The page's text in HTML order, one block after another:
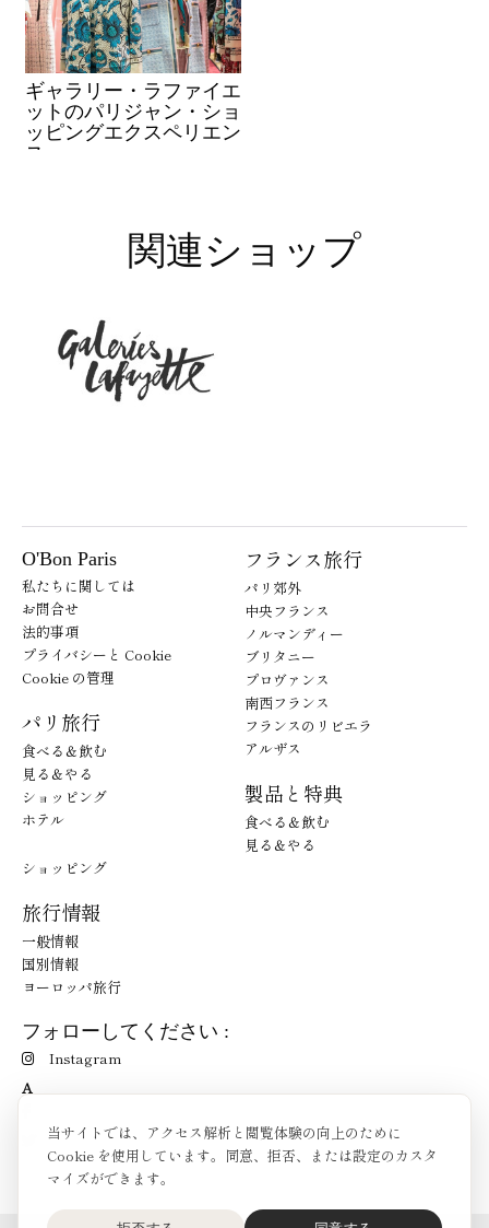
当サイトでは、アクセス解析と閲覧体験の向上のために
Cookie を使用しています。同意、拒否、または設定のカスタ
マイズができます。
ギャラリー・ラファイエ
ットのパリジャン・ショ
ッピングエクスペリエン
ス
関連ショップ
O'Bon Paris
私たちに関しては
お問合せ
法的事項
プライバシーと Cookie
Cookie の管理
パリ旅行
食べる＆飲む
見る＆やる
ショッピング
ホテル
フランス旅行
パリ郊外
中央フランス
ノルマンディー
ブリタニー
プロヴァンス
南西フランス
フランスのリビエラ
アルザス
製品と特典
食べる＆飲む
見る＆やる
ショッピング
旅行情報
一般情報
国別情報
ヨーロッパ旅行
フォローしてください :
Instagram
A